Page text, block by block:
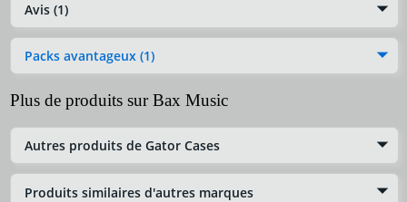
Avis (1)
Packs avantageux (1)
Plus de produits sur Bax Music
Autres produits de Gator Cases
Produits similaires d'autres marques